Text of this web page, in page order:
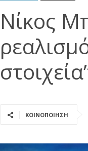
Νίκος
ΚΟΙΝΟΠΟΙΗΣΗ